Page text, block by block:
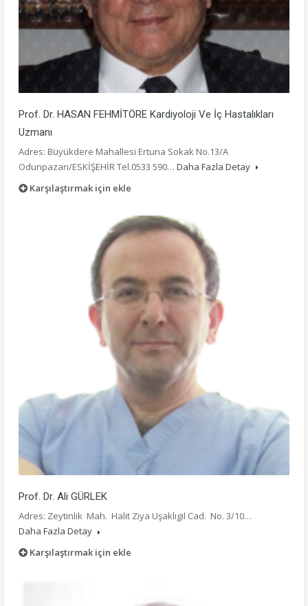
Prof. Dr. HASAN FEHMİTÖRE Kardiyoloji Ve İç Hastalıkları
Uzmanı
Adres: Büyükdere Mahallesi Ertuna Sokak No.13/A
Odunpazarı/ESKİŞEHİR Tel.0533 590… Daha Fazla Detay
Karşılaştırmak için ekle
Prof. Dr. Ali GÜRLEK
Adres: Zeytinlik Mah. Halit Ziya Uşaklıgil Cad. No. 3/10…
Daha Fazla Detay
Karşılaştırmak için ekle